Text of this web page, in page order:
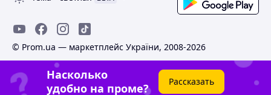
© Prom.ua — маркетплейс України, 2008-2026
Насколько
удобно на проме?
Рассказать